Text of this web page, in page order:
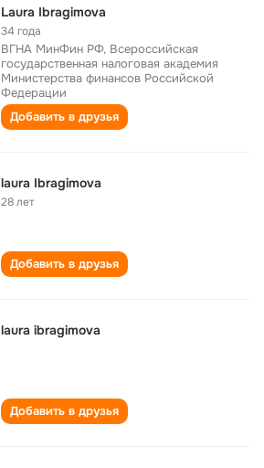
Laura Ibragimova
34 года
ВГНА МинФин РФ, Всероссийская
государственная налоговая академия
Министерства финансов Российской
Федерации
Добавить в друзья
laura Ibragimova
28 лет
Добавить в друзья
laura ibragimova
Добавить в друзья